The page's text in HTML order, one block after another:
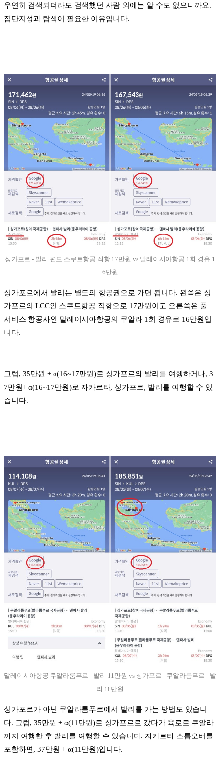
우연히 검색되더라도 검색했던 사람 외에는 알 수도 없으니까요.
집단지성과 탐색이 필요한 이유입니다.
싱가포르 - 발리 편도 스쿠트항공 직항 17만원 vs 말레이시아항공 1회 경유 1
6만원
싱가포르에서 발리는 별도의 항공권으로 가면 됩니다. 왼쪽은 싱
가포르의 LCC인 스쿠트항공 직항으로 17만원이고 오른쪽은 풀
서비스 항공사인 말레이시아항공의 쿠알라 1회 경유로 16만원입
니다.
그럼, 35만원 + α(16~17만원)로 싱가포르와 발리를 여행하거나, 3
7만원+ α(16~17만원)로 자카르타, 싱가포르, 발리를 여행할 수 있
습니다.
말레이시아항공 쿠알라룸푸르 - 발리 11만원 vs 싱가포르 - 쿠알라룸푸르 - 발
리 18만원
싱가포르가 아닌 쿠알라룸푸르에서 발리를 가는 방법도 있습니
다. 그럼, 35만원 + α(11만원)로 싱가포르로 갔다가 육로로 쿠알라
까지 여행한 후 발리를 여행할 수 있습니다. 자카르타 스톱오버를
포함하면, 37만원 + α(11만원)입니다.